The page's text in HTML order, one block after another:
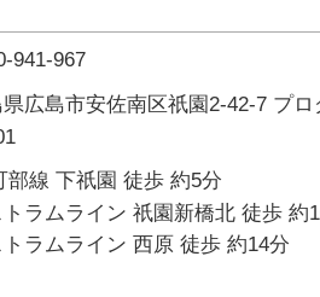
941-967
広島市安佐南区祇園2-42-7 プロ
部線 下祇園 徒歩 約5分
トラムライン 祇園新橋北 徒歩 約
トラムライン 西原 徒歩 約14分